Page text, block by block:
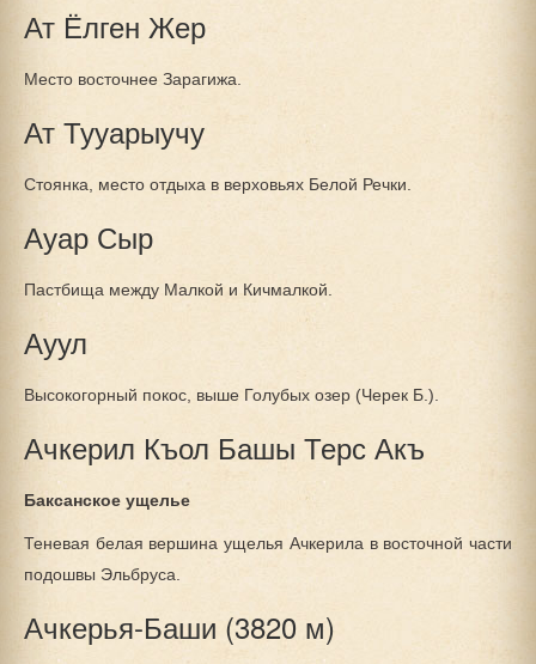
Ат Ёлген Жер
Место восточнее Зарагижа.
Ат Тууарыучу
Стоянка, место отдыха в верховьях Белой Речки.
Ауар Сыр
Пастбища между Малкой и Кичмалкой.
Ауул
Высокогорный покос, выше Голубых озер (Черек Б.).
Ачкерил Къол Башы Терс Акъ
Баксанское ущелье
Теневая белая вершина ущелья Ачкерила в восточной части
подошвы Эльбруса.
Ачкерья-Баши (3820 м)